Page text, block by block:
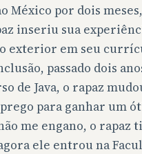
México por dois
inseriu sua
exterior em seu
passado dois
de Java, o rapaz
para ganhar um
me engano, o rapaz
ele entrou na